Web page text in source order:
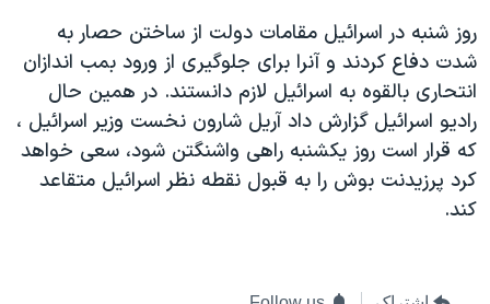
گالری عکس
آرشیو پخش زنده
اعتراضات زن، زندگی، آزادی
مجموعه مستندهای دادخواهی
تریبونال مردمی آبان ۹۸
دادگاه حمید نوری
چهل سال گروگان‌گیری
روز شنبه در اسرائيل مقامات دولت از ساختن حصار به
شدت دفاع کردند و آنرا برای جلوگيری از ورود بمب اندازان
انتحاری بالقوه به اسرائيل لازم دانستند. در همين حال
راديو اسرائيل گزارش داد آريل شارون نخست وزير اسرائيل ،
که قرار است روز يکشنبه راهی واشنگتن شود، سعی خواهد
کرد پرزيدنت بوش را به قبول نقطه نظر اسرائيل متقاعد
کند.